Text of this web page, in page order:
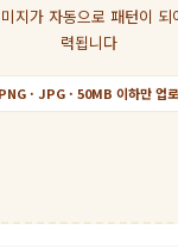
지가 자동으로 패턴이 되
력됩니다
· JPG · 50MB 이하만 업